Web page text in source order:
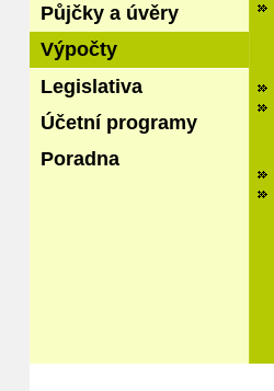
Půjčky a úvěry
Výpočty
Legislativa
Účetní programy
Poradna